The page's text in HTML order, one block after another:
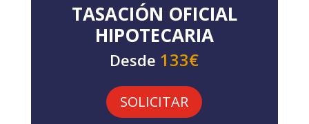
TASACIÓN OFICIAL
HIPOTECARIA
Desde 133€
SOLICITAR